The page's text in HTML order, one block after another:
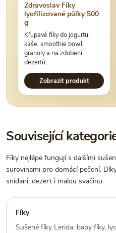
Zdravoslav Fíky
lyofilizované půlky 500
g
Křupavé fíky do jogurtu,
kaše, smoothie bowl,
granoly a na zdobení
dezertů.
Zobrazit produkt
Související
Fíky nejlépe fungují s dalšími
surovinami pro domácí pečení.
snídani, dezert i malou svačinu.
Fíky
Sušené fíky Lerida, baby fíky,